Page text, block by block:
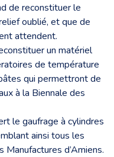
de reconstituer le
oublié, et que de
attendent.
un matériel
de température
qui permettront de
à la Biennale des
le gaufrage à cylindres
ainsi tous les
d’Amiens.